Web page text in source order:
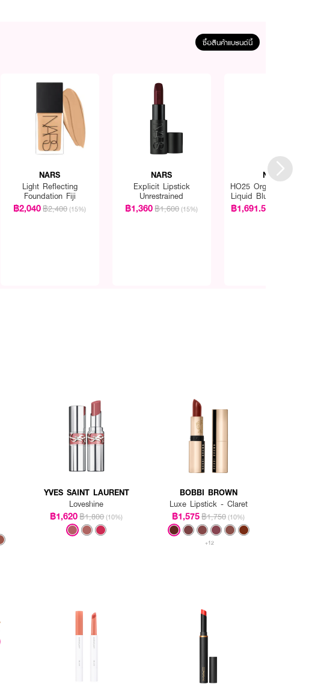
ซื้อสินค้าแบรนด์นี้
NARS
Light Reflecting
Foundation Fiji
฿2,040฿2,400 (15%)
NARS
Explicit Lipstick
Unrestrained
฿1,360฿1,600 (15%)
NARS
HO25 Orgasm
Liquid Blush & Lip
฿1,691.50
YVES SAINT LAURENT
Loveshine
฿1,620฿1,800 (10%)
BOBBI BROWN
Luxe Lipstick - Claret
฿1,575฿1,750 (10%)
+12